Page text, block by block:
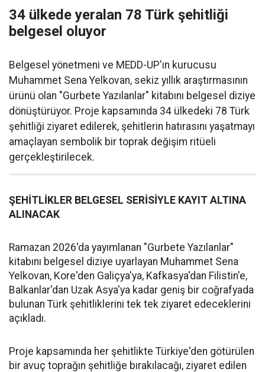
34 ülkede yeralan 78 Türk şehitliği
belgesel oluyor
Belgesel yönetmeni ve MEDD-UP'ın kurucusu
Muhammet Sena Yelkovan, sekiz yıllık araştırmasının
ürünü olan "Gurbete Yazılanlar" kitabını belgesel diziye
dönüştürüyor. Proje kapsamında 34 ülkedeki 78 Türk
şehitliği ziyaret edilerek, şehitlerin hatırasını yaşatmayı
amaçlayan sembolik bir toprak değişim ritüeli
gerçekleştirilecek.
ŞEHİTLİKLER BELGESEL SERİSİYLE KAYIT ALTINA
ALINACAK
Ramazan 2026'da yayımlanan "Gurbete Yazılanlar"
kitabını belgesel diziye uyarlayan Muhammet Sena
Yelkovan, Kore'den Galiçya'ya, Kafkasya'dan Filistin'e,
Balkanlar'dan Uzak Asya'ya kadar geniş bir coğrafyada
bulunan Türk şehitliklerini tek tek ziyaret edeceklerini
açıkladı.
Proje kapsamında her şehitlikte Türkiye'den götürülen
bir avuç toprağın şehitliğe bırakılacağı, ziyaret edilen